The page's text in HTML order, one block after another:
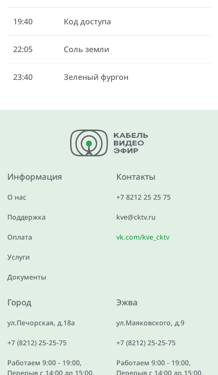
19:40 Код доступа
22:05 Соль земли
23:40 Зеленый фургон
Информация
О нас
Поддержка
Оплата
Услуги
Документы
Контакты
+7 8212 25 25 75
kve@cktv.ru
vk.com/kve_cktv
Город
ул.Печорская, д.18а
+7 (8212) 25-25-75
Работаем 9:00 - 19:00,
Перерыв с 14:00 до 15:00,
Эжва
ул.Маяковского, д.9
+7 (8212) 25-25-75
Работаем 9:00 - 19:00,
Перерыв с 14:00 до 15:00,